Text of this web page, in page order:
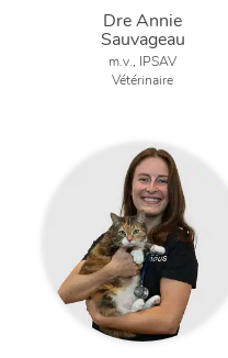
Dre Annie
Sauvageau
m.v., IPSAV
Vétérinaire